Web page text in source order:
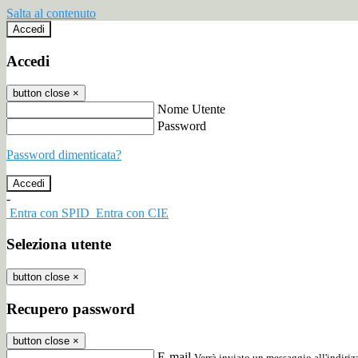
Salta al contenuto
Accedi
Accedi
button close ×
Nome Utente
Password
Password dimenticata?
-
Entra con SPID Entra con CIE
Seleziona utente
button close ×
Recupero password
button close ×